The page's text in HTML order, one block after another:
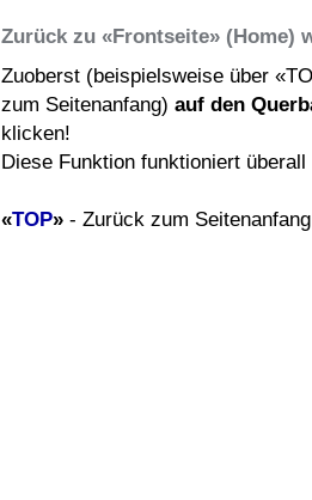
Zurück zu «Frontseite» (Home)
Zuoberst (beispielsweise über
zum Seitenanfang) auf den
klicken!
Diese Funktion funktioniert überall
«TOP» - Zurück zum Seitenanfang